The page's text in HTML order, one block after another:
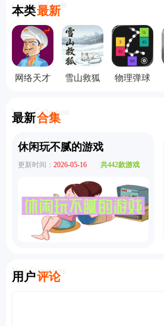
本类最新
Currently Latest
网络天才
雪山救狐
物理弹球
最新合集
Latest Collection
休闲玩不腻的游戏
更新时间： 2026-05-16 共442款游戏
用户评论
User Comments